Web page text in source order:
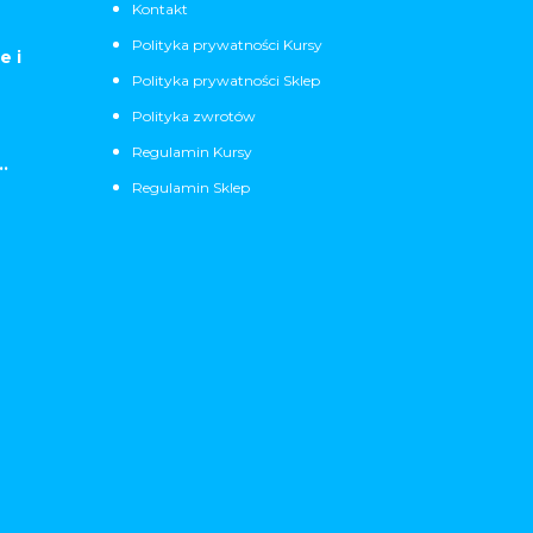
i
Kontakt
Polityka prywatności Kursy
Polityka prywatności Sklep
Polityka zwrotów
Regulamin Kursy
Regulamin Sklep